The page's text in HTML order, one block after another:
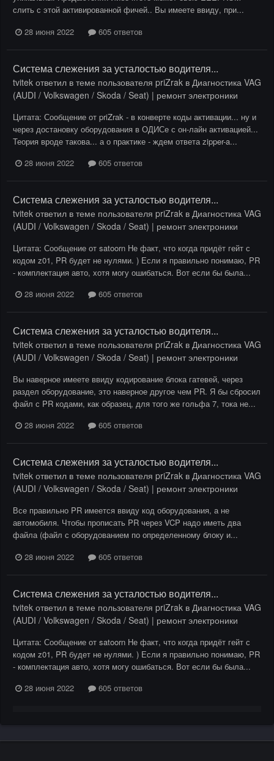
слить с этой активированной фичей.. Вы имеете ввиду, при...
28 июня 2022
605 ответов
Система слежения за усталостью водителя...
tvitek ответил в теме пользователя priZrak в Диагностика VAG
(AUDI / Volkswagen / Skoda / Seat) | ремонт электроники
Цитата: Сообщение от priZrak - в конверте коды активации... ну и
через достановку оборудования в ОДИСе с он-лайн активацией...
Теория вроде такова... а о практике - ждем ответа zipper-a...
28 июня 2022
605 ответов
Система слежения за усталостью водителя...
tvitek ответил в теме пользователя priZrak в Диагностика VAG
(AUDI / Volkswagen / Skoda / Seat) | ремонт электроники
Цитата: Сообщение от satoorn Не факт, что когда придёт гейт с
кодом z01, PR будет не нулями. ) Если я правильно понимаю, PR
- комплектация авто, хотя могу ошибаться. Вот если бы была...
28 июня 2022
605 ответов
Система слежения за усталостью водителя...
tvitek ответил в теме пользователя priZrak в Диагностика VAG
(AUDI / Volkswagen / Skoda / Seat) | ремонт электроники
Вы наверное имеете ввиду кодирование блока гатевей, через
раздел оборудование, это наверное другое чем PR. Я бы сбросил
файл с PR кодами, как образец, для того же гольфа 7, тока не...
28 июня 2022
605 ответов
Система слежения за усталостью водителя...
tvitek ответил в теме пользователя priZrak в Диагностика VAG
(AUDI / Volkswagen / Skoda / Seat) | ремонт электроники
Все правильно PR имеется ввиду код оборудования, а не
автомобиля. Чтобы прописать PR через VCP надо иметь два
файла (файл с оборудованием по определенному блоку и...
28 июня 2022
605 ответов
Система слежения за усталостью водителя...
tvitek ответил в теме пользователя priZrak в Диагностика VAG
(AUDI / Volkswagen / Skoda / Seat) | ремонт электроники
Цитата: Сообщение от satoorn Не факт, что когда придёт гейт с
кодом z01, PR будет не нулями. ) Если я правильно понимаю, PR
- комплектация авто, хотя могу ошибаться. Вот если бы была...
28 июня 2022
605 ответов